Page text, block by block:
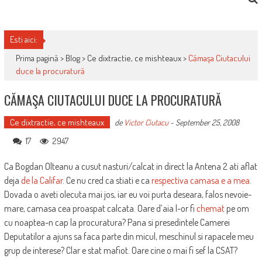
Esti aici:
Prima pagină > Blog> Ce dixtractie, ce mishteaux> Cămaşa Ciutacului
duce la procuratură
CĂMAŞA CIUTACULUI DUCE LA PROCURATURĂ
Ce dixtractie, ce mishteaux de Victor Ciutacu- September 25, 2008
17 2947
Ca Bogdan Olteanu a cusut nasturi/calcat in direct la Antena 2 ati aflat
deja de la Califar. Ce nu cred ca stiati e ca respectiva camasa e a mea.
Dovada o aveti olecuta mai jos, iar eu voi purta deseara, falos nevoie-
mare, camasa cea proaspat calcata. Oare d’aia l-or fi chematpe om
cu noaptea-n cap la procuratura? Pana si presedintele Camerei
Deputatilor a ajuns sa faca parte din micul, meschinul si rapacele meu
grup de interese? Clar e stat mafiot. Oare cine o mai fi sef la CSAT?